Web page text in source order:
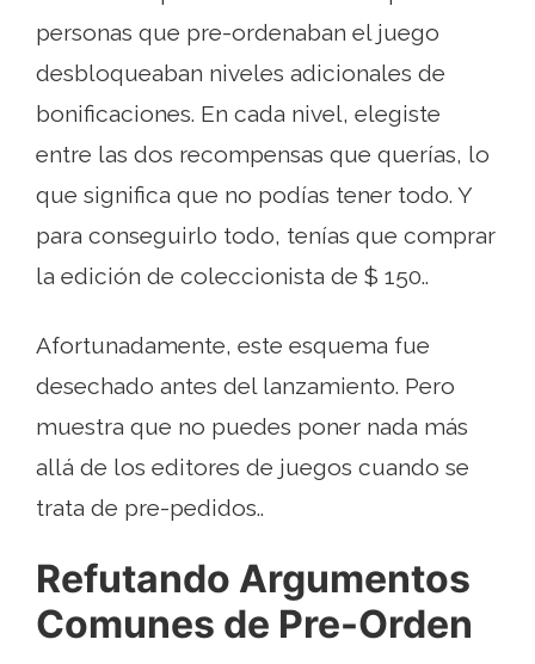
personas que pre-ordenaban el juego
desbloqueaban niveles adicionales de
bonificaciones. En cada nivel, elegiste
entre las dos recompensas que querías, lo
que significa que no podías tener todo. Y
para conseguirlo todo, tenías que comprar
la edición de coleccionista de $ 150..
Afortunadamente, este esquema fue
desechado antes del lanzamiento. Pero
muestra que no puedes poner nada más
allá de los editores de juegos cuando se
trata de pre-pedidos..
Refutando Argumentos
Comunes de Pre-Orden